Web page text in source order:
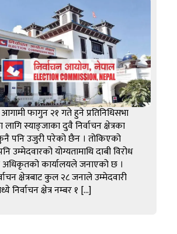
फागुन २१ गते हुने प्रतिनिधिसभा
स्याङ्जाका दुवै निर्वाचन क्षेत्रका
पनि उजुरी परेको छैन । तोकिएको
उम्मेदवारको योग्यतामाथि दाबी विरोध
अधिकृतको कार्यालयले जनाएको छ ।
क्षेत्रबाट कुल २८ जनाले उम्मेदवारी
निर्वाचन क्षेत्र नम्बर १ […]